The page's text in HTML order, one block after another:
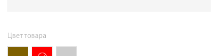
Цвет товара